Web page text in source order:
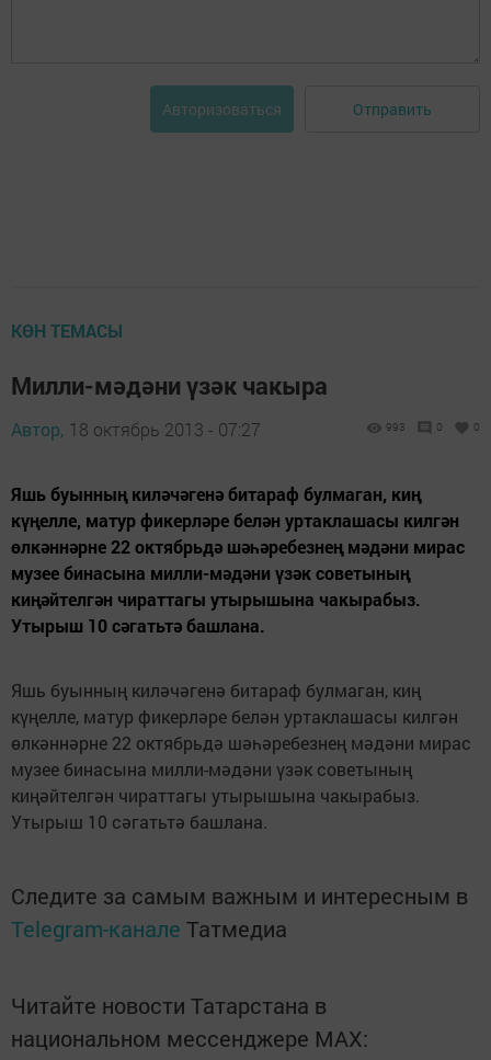
Авторизоваться Отправить
КӨН ТЕМАСЫ
Милли-мәдәни үзәк чакыра
Автор, 18 октябрь 2013 - 07:27 993 0 0
Яшь буынның киләчәгенә битараф булмаган, киң
күңелле, матур фикерләре белән уртаклашасы килгән
өлкәннәрне 22 октябрьдә шәһәребезнең мәдәни мирас
музее бинасына милли-мәдәни үзәк советының
киңәйтелгән чираттагы утырышына чакырабыз.
Утырыш 10 сәгатьтә башлана.
Яшь буынның киләчәгенә битараф булмаган, киң
күңелле, матур фикерләре белән уртаклашасы килгән
өлкәннәрне 22 октябрьдә шәһәребезнең мәдәни мирас
музее бинасына милли-мәдәни үзәк советының
киңәйтелгән чираттагы утырышына чакырабыз.
Утырыш 10 сәгатьтә башлана.
Следите за самым важным и интересным в
Telegram-канале Татмедиа
Читайте новости Татарстана в
национальном мессенджере MАХ: